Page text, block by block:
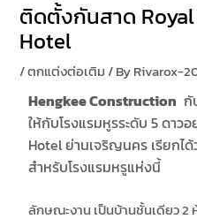
ติดตั้งกันสาด
Hotel
/ตกแต่งต่อเติม/ ByRivarox-
Hengkee Construction กั
ให้กับโรงแรมหูรระดับ 5 ดาว
Hotel ย่านเจริญนคร เรียกได้
สำหรับโรงแรมหรูแห่งนี้
ลักษณะงาน เป็นบ้านชั้นเดียว 2